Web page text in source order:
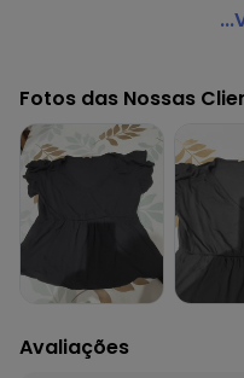
Quintess - Blusa Preta
Modelagem: Solto
Comprimento da manga:
Modelo da manga: Com
Decote frente: V
Complemento: Elástico na
Tecido: Malha
Composição: Conforme
Fotos das Nossas
Avaliações